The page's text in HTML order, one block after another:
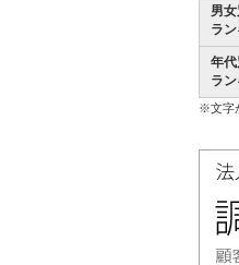
男女
ラ
年代
ラ
※文字